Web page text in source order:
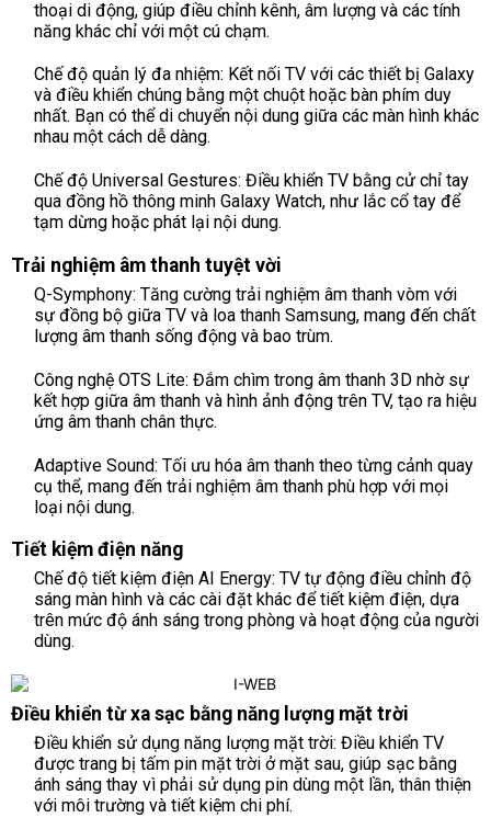
thoại di động, giúp điều chỉnh kênh, âm lượng và các tính
năng khác chỉ với một cú chạm.
Chế độ quản lý đa nhiệm: Kết nối TV với các thiết bị Galaxy
và điều khiển chúng bằng một chuột hoặc bàn phím duy
nhất. Bạn có thể di chuyển nội dung giữa các màn hình khác
nhau một cách dễ dàng.
Chế độ Universal Gestures: Điều khiển TV bằng cử chỉ tay
qua đồng hồ thông minh Galaxy Watch, như lắc cổ tay để
tạm dừng hoặc phát lại nội dung.
Trải nghiệm âm thanh tuyệt vời
Q-Symphony: Tăng cường trải nghiệm âm thanh vòm với
sự đồng bộ giữa TV và loa thanh Samsung, mang đến chất
lượng âm thanh sống động và bao trùm.
Công nghệ OTS Lite: Đắm chìm trong âm thanh 3D nhờ sự
kết hợp giữa âm thanh và hình ảnh động trên TV, tạo ra hiệu
ứng âm thanh chân thực.
Adaptive Sound: Tối ưu hóa âm thanh theo từng cảnh quay
cụ thể, mang đến trải nghiệm âm thanh phù hợp với mọi
loại nội dung.
Tiết kiệm điện năng
Chế độ tiết kiệm điện AI Energy: TV tự động điều chỉnh độ
sáng màn hình và các cài đặt khác để tiết kiệm điện, dựa
trên mức độ ánh sáng trong phòng và hoạt động của người
dùng.
Điều khiển từ xa sạc bằng năng lượng mặt trời
Điều khiển sử dụng năng lượng mặt trời: Điều khiển TV
được trang bị tấm pin mặt trời ở mặt sau, giúp sạc bằng
ánh sáng thay vì phải sử dụng pin dùng một lần, thân thiện
với môi trường và tiết kiệm chi phí.